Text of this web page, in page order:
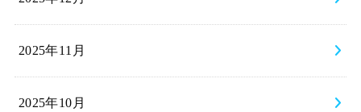
2025年11月
2025年10月